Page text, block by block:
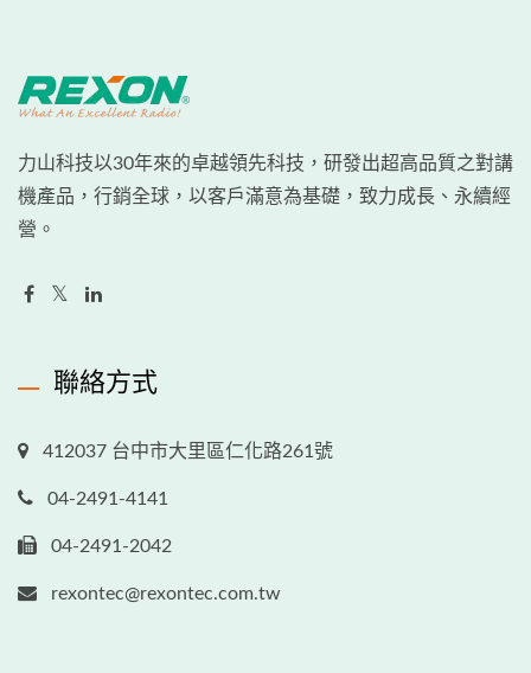
力山科技以30年來的卓越領先科技，研發出超高品質之對講
機產品，行銷全球，以客戶滿意為基礎，致力成長、永續經
營。
聯絡方式
412037 台中市大里區仁化路261號
04-2491-4141
04-2491-2042
rexontec@rexontec.com.tw